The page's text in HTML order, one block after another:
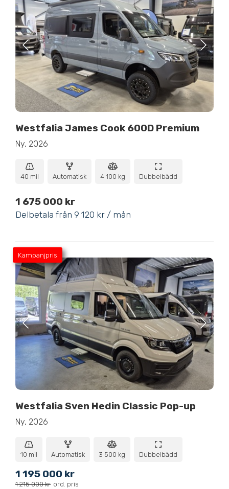
Westfalia James Cook 600D Premium
Ny, 2026
40 mil Automatisk 4 100 kg Dubbelbädd
1 675 000 kr
Delbetala från 9 120 kr / mån
Kampanjpris
Westfalia Sven Hedin Classic Pop-up
Ny, 2026
10 mil Automatisk 3 500 kg Dubbelbädd
1 195 000 kr
1 215 000 kr ord. pris